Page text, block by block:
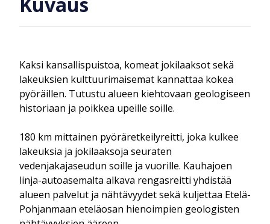
Kaksi kansallispuistoa, komeat jokilaaksot sekä
lakeuksien kulttuurimaisemat kannattaa kokea
pyöräillen. Tutustu alueen kiehtovaan geologiseen
historiaan ja poikkea upeille soille.
180 km mittainen pyöräretkeilyreitti, joka kulkee
lakeuksia ja jokilaaksoja seuraten
vedenjakajaseudun soille ja vuorille. Kauhajoen
linja-autoasemalta alkava rengasreitti yhdistää
alueen palvelut ja nähtävyydet sekä kuljettaa Etelä-
Pohjanmaan eteläosan hienoimpien geologisten